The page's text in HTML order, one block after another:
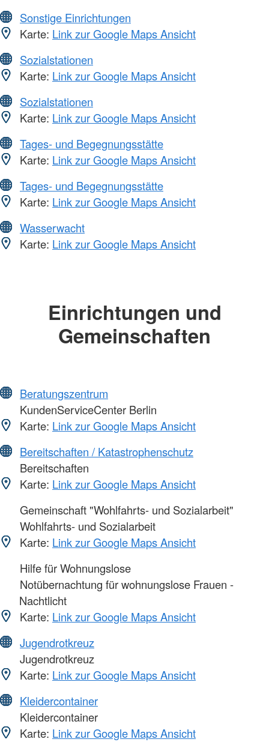
Sonstige Einrichtungen
Karte: Link zur Google Maps Ansicht
Sozialstationen
Karte: Link zur Google Maps Ansicht
Sozialstationen
Karte: Link zur Google Maps Ansicht
Tages- und Begegnungsstätte
Karte: Link zur Google Maps Ansicht
Tages- und Begegnungsstätte
Karte: Link zur Google Maps Ansicht
Wasserwacht
Karte: Link zur Google Maps Ansicht
Einrichtungen und
Gemeinschaften
Beratungszentrum
KundenServiceCenter Berlin
Karte: Link zur Google Maps Ansicht
Bereitschaften / Katastrophenschutz
Bereitschaften
Karte: Link zur Google Maps Ansicht
Gemeinschaft "Wohlfahrts- und Sozialarbeit"
Wohlfahrts- und Sozialarbeit
Karte: Link zur Google Maps Ansicht
Hilfe für Wohnungslose
Notübernachtung für wohnungslose Frauen -
Nachtlicht
Karte: Link zur Google Maps Ansicht
Jugendrotkreuz
Jugendrotkreuz
Karte: Link zur Google Maps Ansicht
Kleidercontainer
Kleidercontainer
Karte: Link zur Google Maps Ansicht